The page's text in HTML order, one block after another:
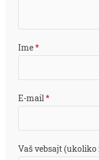
Ime*
E-mail*
Vaš vebsajt (ukoliko